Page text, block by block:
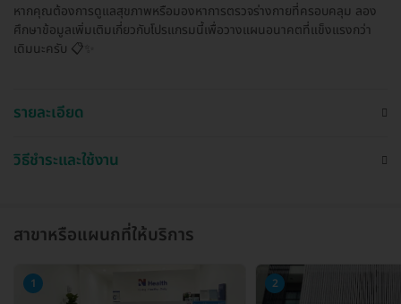
หากคุณต้องการดูแลสุขภาพหรือมองหาการตรวจร่างกายที่ครอบคลุม ลอง
ศึกษาข้อมูลเพิ่มเติมเกี่ยวกับโปรแกรมนี้เพื่อวางแผนอนาคตที่แข็งแรงกว่า
เดิมนะครับ 📋✨
รายละเอียด
วิธีชำระและใช้งาน
สาขาหรือแผนกที่ให้บริการ
1 2